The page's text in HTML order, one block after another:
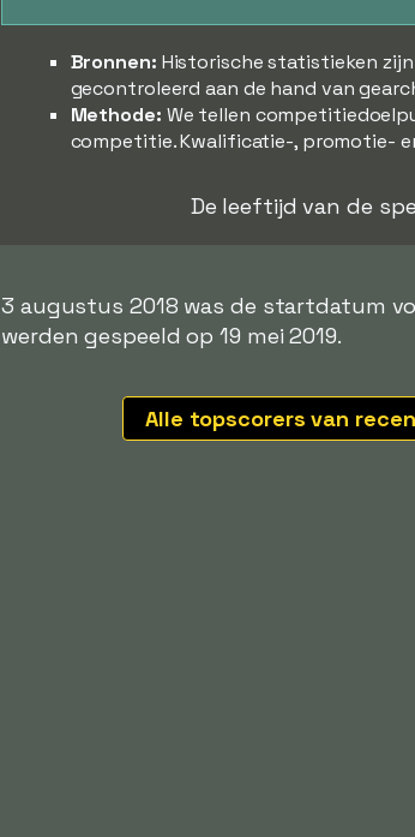
Bronnen: Historische statistieken
gecontroleerd aan de hand van
Methode: We tellen
competitie. Kwalificatie-, promotie-
De leeftijd van de
3 augustus 2018 was de startdatum
werden gespeeld op 19 mei 2019.
Alle topscorers van